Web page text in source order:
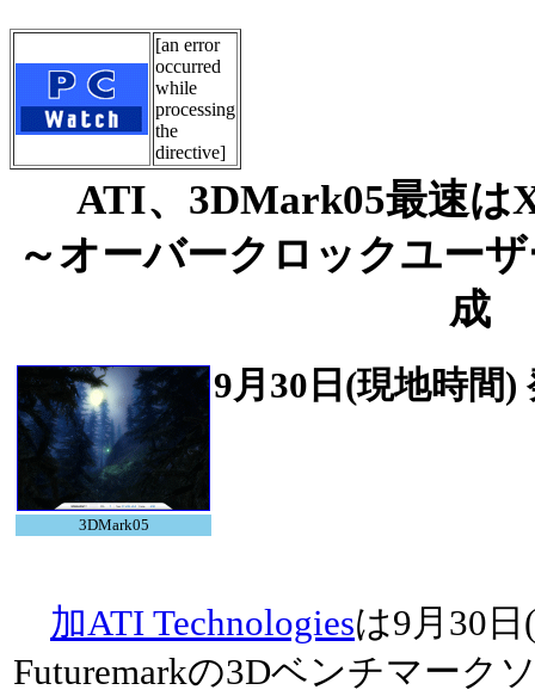
[an error
occurred
while
processing
the
directive]
ATI、3DMark05最速は
～オーバークロックユー
成
3DMark05
9月30日(現地時間)
加ATI Technologiesは9月30
Futuremarkの3Dベンチマーク